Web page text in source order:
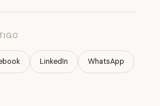
LinkedIn WhatsApp